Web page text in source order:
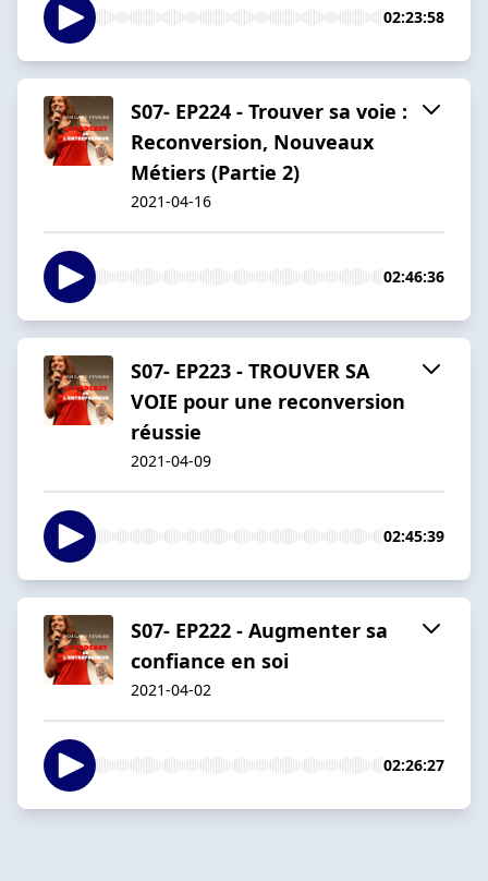
02:23:58
S07- EP224 - Trouver sa voie :
Reconversion, Nouveaux
Métiers (Partie 2)
2021-04-16
02:46:36
S07- EP223 - TROUVER SA
VOIE pour une reconversion
réussie
2021-04-09
02:45:39
S07- EP222 - Augmenter sa
confiance en soi
2021-04-02
02:26:27